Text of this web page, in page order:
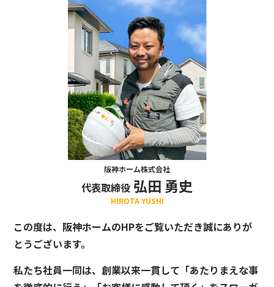
阪神ホーム株式会社
代表取締役 弘田 勇史
HIROTA YUSHI
この度は、阪神ホームのHPをご覧いただき誠にありが
とうございます。
私たち社員一同は、創業以来一貫して「あたりまえな事